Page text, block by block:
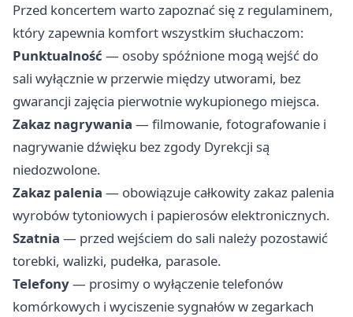
Przed koncertem warto zapoznać się z regulaminem,
który zapewnia komfort wszystkim słuchaczom:
Punktualność — osoby spóźnione mogą wejść do
sali wyłącznie w przerwie między utworami, bez
gwarancji zajęcia pierwotnie wykupionego miejsca.
Zakaz nagrywania — filmowanie, fotografowanie i
nagrywanie dźwięku bez zgody Dyrekcji są
niedozwolone.
Zakaz palenia — obowiązuje całkowity zakaz palenia
wyrobów tytoniowych i papierosów elektronicznych.
Szatnia — przed wejściem do sali należy pozostawić
torebki, walizki, pudełka, parasole.
Telefony— prosimy o wyłączenie telefonów
komórkowych i wyciszenie sygnałów w zegarkach